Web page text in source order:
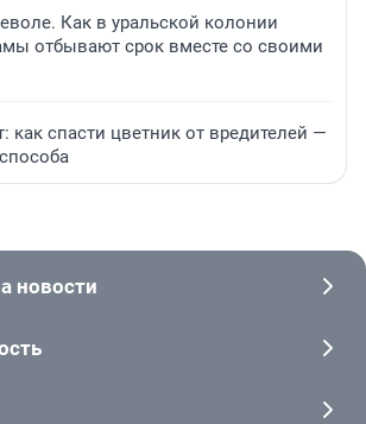
Как в уральской колонии
отбывают срок вместе со своими
как спасти цветник от вредителей —
новости